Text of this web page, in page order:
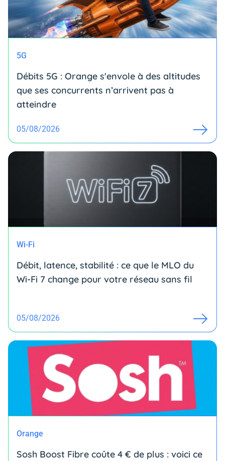
5G
Débits 5G : Orange s'envole à des altitudes
que ses concurrents n’arrivent pas à
atteindre
05/08/2026
Wi-Fi
Débit, latence, stabilité : ce que le MLO du
Wi-Fi 7 change pour votre réseau sans fil
05/08/2026
Orange
Sosh Boost Fibre coûte 4 € de plus : voici ce